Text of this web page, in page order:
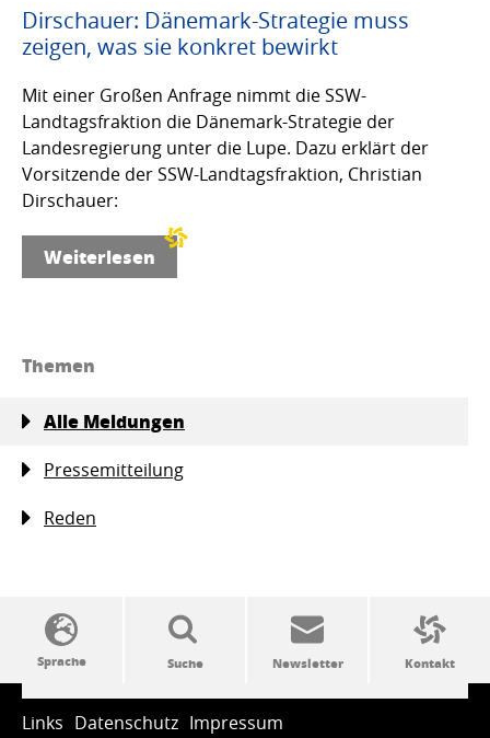
Dirschauer: Dänemark-Strategie muss
zeigen, was sie konkret bewirkt
Mit einer Großen Anfrage nimmt die SSW-
Landtagsfraktion die Dänemark-Strategie der
Landesregierung unter die Lupe. Dazu erklärt der
Vorsitzende der SSW-Landtagsfraktion, Christian
Dirschauer:
Weiterlesen
Themen
Alle Meldungen
Pressemitteilung
Reden
SSW-Politik von A bis Z
Links Datenschutz Impressum